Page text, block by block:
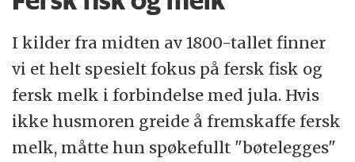
I kilder fra midten av 1800-tallet finner
vi et helt spesielt fokus på fersk fisk og
fersk melk i forbindelse med jula. Hvis
ikke husmoren greide å fremskaffe fersk
melk, måtte hun spøkefullt "bøtelegges"